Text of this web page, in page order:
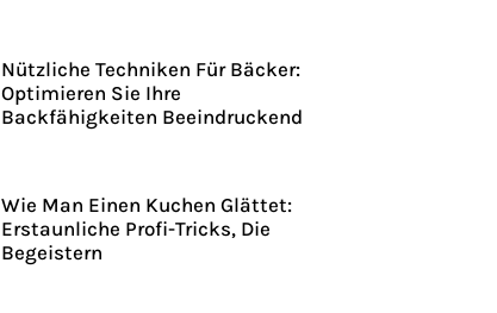
Nützliche Techniken Für Bäcker:
Optimieren Sie Ihre
Backfähigkeiten Beeindruckend
Wie Man Einen Kuchen Glättet:
Erstaunliche Profi-Tricks, Die
Begeistern